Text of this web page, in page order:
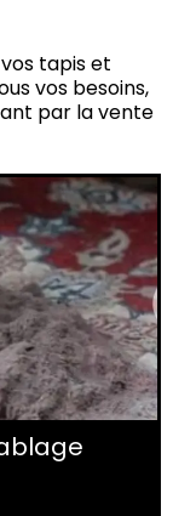
tapis et
vos besoins,
par la vente